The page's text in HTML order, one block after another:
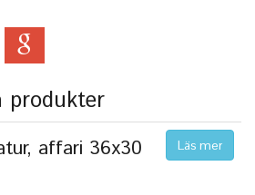
produkter
affari 36x30 Läs mer